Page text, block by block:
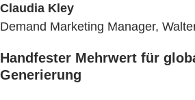
Claudia Kley
Demand Marketing Manager,
Handfester Mehrwert für
Generierung